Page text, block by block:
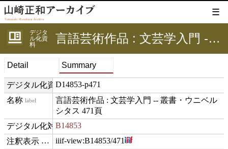
☰
デジタ
ル化資
料
言語芸術作品 : 文芸学入門 -- 叢書・ウニベルシタス 471頁
Detail Summary
デジタル化資料IDD14853-p471
label
言語芸術作品 : 文芸学入門 -- 叢書・ウニベル
シタス 471頁
digitizedFor
B14853
hasViewiiif-view:B14853/471